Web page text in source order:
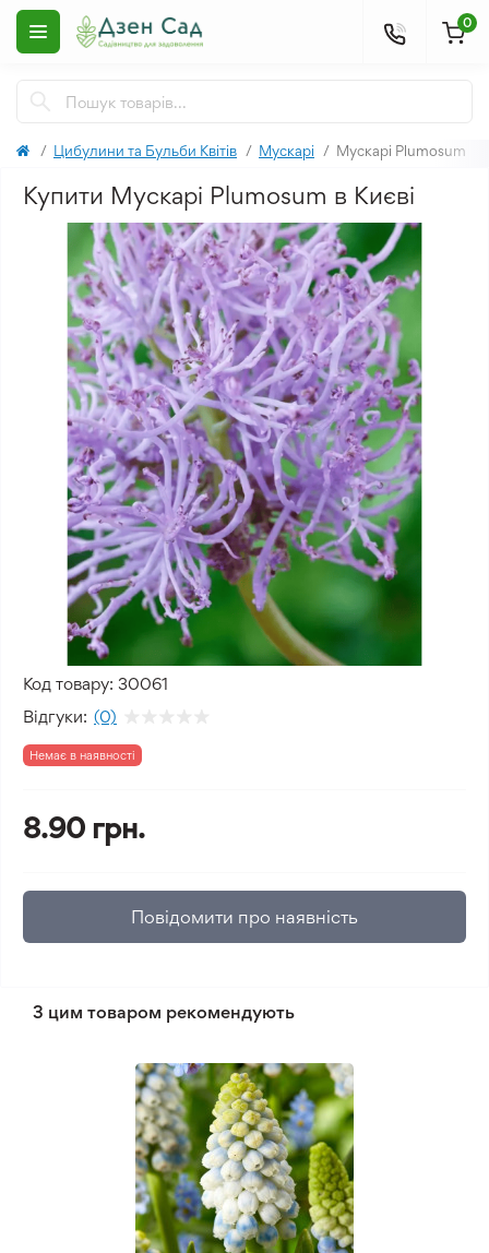
0
Цибулини та Бульби Квітів Мускарі Мускарі Plumosum
Купити Мускарі Plumosum в Києві
Код товару: 30061
Відгуки: (0)
Немає в наявності
8.90 грн.
Повідомити про наявність
З цим товаром рекомендують